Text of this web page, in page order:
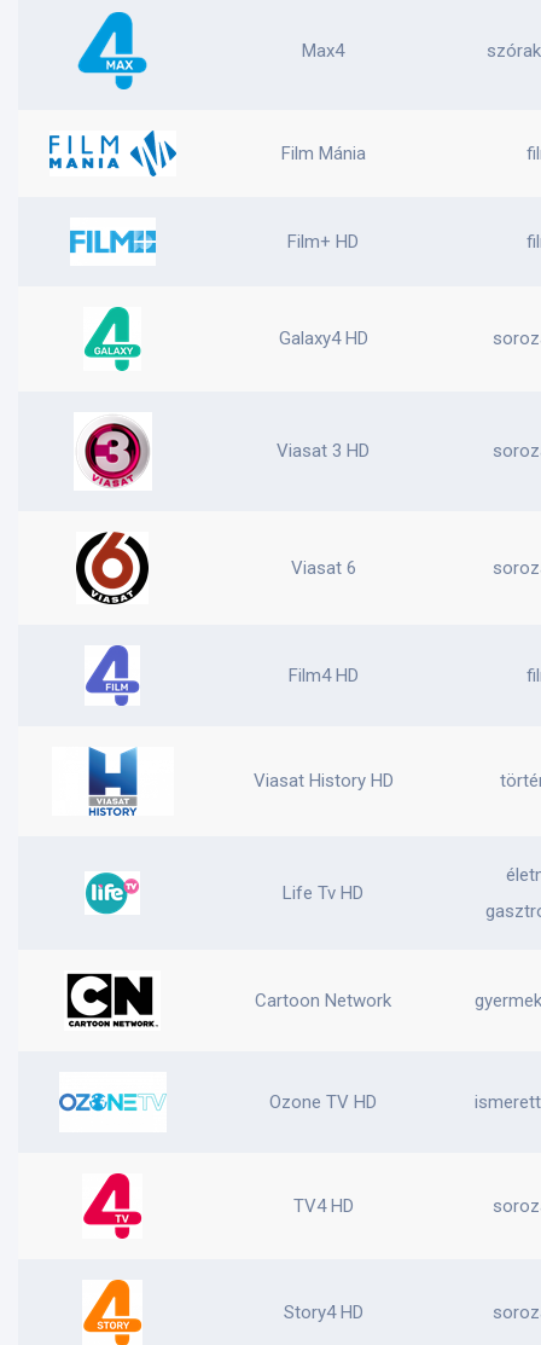
Max4
Film Mánia
Film+ HD
Galaxy4 HD
Viasat 3 HD
Viasat 6
Film4 HD
Viasat History HD
Life Tv HD
Cartoon Network
Ozone TV HD
TV4 HD
Story4 HD